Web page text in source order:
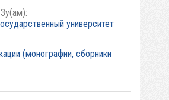
университет
(монографии, сборники